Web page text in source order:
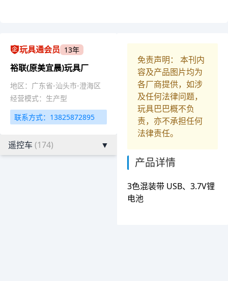
玩具通会员 13年
裕联(原美宜晨)玩具厂
地区：广东省-汕头市-澄海区
经营模式：生产型
联系方式：13825872895
遥控车 (174) ▼
免责声明： 本刊内
容及产品图片均为
各厂商提供，如涉
及任何法律问题，
玩具巴巴概不负
责，亦不承担任何
法律责任。
产品详情
3色混装带 USB、3.7V锂
电池